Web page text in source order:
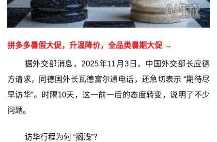
拼多多暑假大促，升温降价，全品类暑期大促 →
据外交部消息，2025年11月3日，中国外交部长应德
方请求，同德国外长瓦德富尔通电话，还急切表示 “期待尽
早访华”。时隔10天，这一前一后的态度转变，说明了不少
问题。
访华行程为何 “搁浅”？